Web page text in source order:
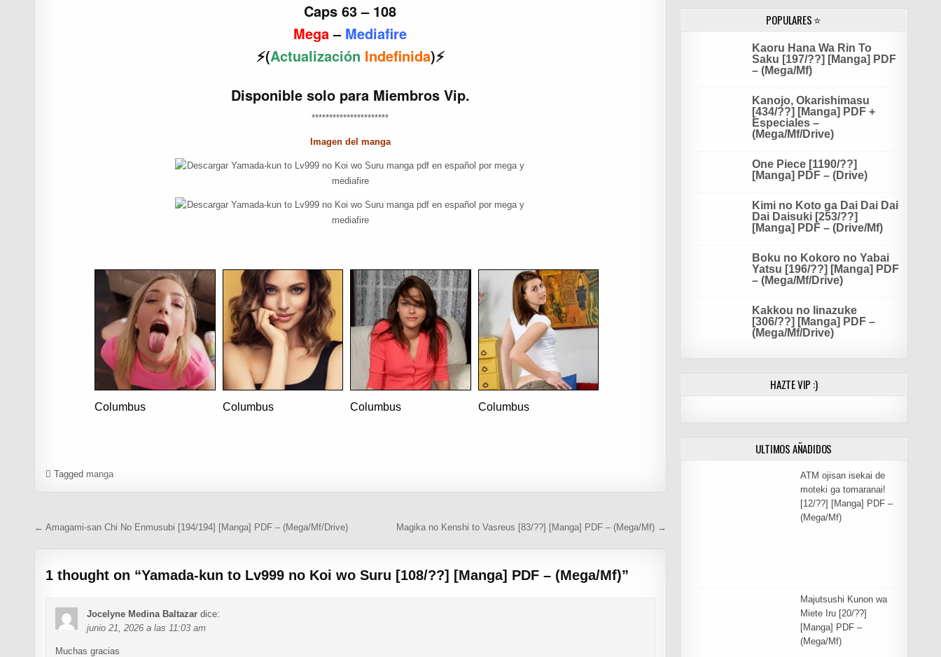
Caps 63 – 108
Mega– Mediafire
⚡(Actualización Indefinida)⚡
Disponible solo para Miembros Vip.
**********************
Imagen del manga
Columbus Columbus Columbus Columbus
Tagged manga
Navegación de entradas
← Amagami-san Chi No Enmusubi [194/194] [Manga] PDF – (Mega/Mf/Drive) Magika no Kenshi to Vasreus [83/??] [Manga] PDF – (Mega/Mf) →
1 thought on “Yamada-kun to Lv999 no Koi wo Suru [108/??] [Manga] PDF – (Mega/Mf)”
Jocelyne Medina Baltazar dice:
junio 21, 2026 a las 11:03 am
Muchas gracias
POPULARES ⭐
Kaoru Hana Wa Rin To
Saku [197/??] [Manga] PDF
– (Mega/Mf)
Kanojo, Okarishimasu
[434/??] [Manga] PDF +
Especiales –
(Mega/Mf/Drive)
One Piece [1190/??]
[Manga] PDF – (Drive)
Kimi no Koto ga Dai Dai Dai
Dai Daisuki [253/??]
[Manga] PDF – (Drive/Mf)
Boku no Kokoro no Yabai
Yatsu [196/??] [Manga] PDF
– (Mega/Mf/Drive)
Kakkou no Iinazuke
[306/??] [Manga] PDF –
(Mega/Mf/Drive)
HAZTE VIP :)
ULTIMOS AÑADIDOS
ATM ojisan isekai de
moteki ga tomaranai!
[12/??] [Manga] PDF –
(Mega/Mf)
Majutsushi Kunon wa
Miete Iru [20/??]
[Manga] PDF –
(Mega/Mf)